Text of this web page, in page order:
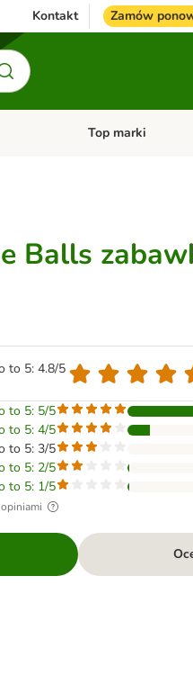
Kontakt Zamów
kategorii: PtakiOtwórz menu
Top marki
Balls
to 5: 4.8/5
to 5: 5/5
to 5: 4/5
to 5: 3/5
to 5: 2/5
to 5: 1/5